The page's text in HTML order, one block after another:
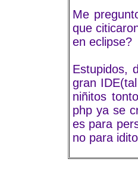
Me
que
en eclipse?
Estupidos,
gran
niñitos
php ya se
es para
no para